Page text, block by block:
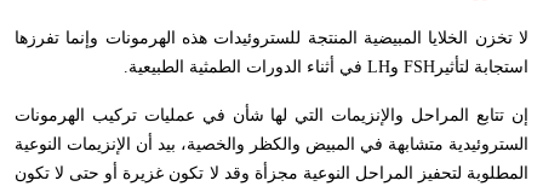
لا تخزن الخلايا المبيضية المنتجة للستروئيدات هذه الهرمونات وإنما تفرزها
استجابة لتأثير FSH وLH في أثناء الدورات الطمثية الطبيعية.
إن تتابع المراحل والإنزيمات التي لها شأن في عمليات تركيب الهرمونات
الستروئيدية متشابهة في المبيض والكظر والخصية، بيد أن الإنزيمات النوعية
المطلوبة لتحفيز المراحل النوعية مجزأة وقد لا تكون غزيرة أو حتى لا تكون